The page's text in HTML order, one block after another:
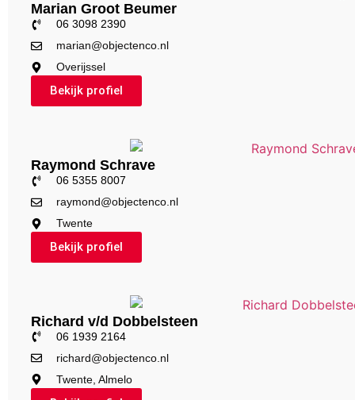
Marian Groot Beumer
06 3098 2390
marian@objectenco.nl
Overijssel
Bekijk profiel
Raymond Schrave
06 5355 8007
raymond@objectenco.nl
Twente
Bekijk profiel
Richard v/d Dobbelsteen
06 1939 2164
richard@objectenco.nl
Twente, Almelo